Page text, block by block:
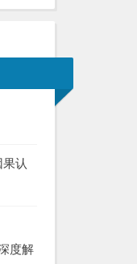
认
度解